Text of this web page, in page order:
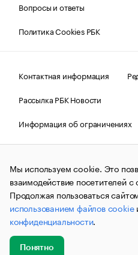
Вопросы и ответы
Политика Cookies РБК
Контактная информация
Рассылка РБК Новости
Информация об ограничениях
Правовая информация
О
© АО
и материалы информационного
(зарегистрировано
связи, информационных
коммуникаций (Роскомнадзор)
№ФС77-63848)
публикации могут содержать
не предназначенную для
до 18 лет.
Мы используем cookie. Это
взаимодействие посетителей
Продолжая пользоваться
использованием файлов cookie
конфиденциальности.
Понятно